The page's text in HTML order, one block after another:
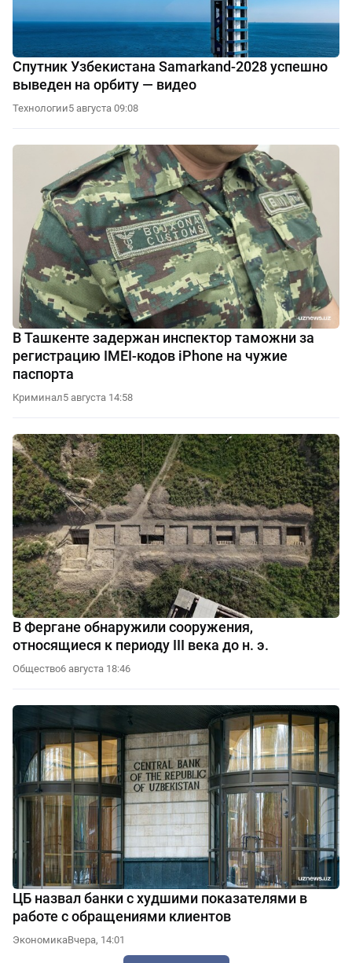
Спутник Узбекистана Samarkand-2028 успешно
выведен на орбиту — видео
Технологии5 августа 09:08
В Ташкенте задержан инспектор таможни за
регистрацию IMEI-кодов iPhone на чужие
паспорта
Криминал5 августа 14:58
В Фергане обнаружили сооружения,
относящиеся к периоду III века до н. э.
Общество6 августа 18:46
ЦБ назвал банки с худшими показателями в
работе с обращениями клиентов
ЭкономикаВчера, 14:01